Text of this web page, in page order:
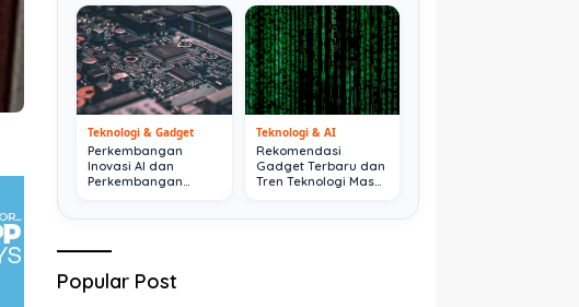
Teknologi & Gadget
Perkembangan
Inovasi AI dan
Perkembangan
Teknologi & AI
Rekomendasi
Gadget Terbaru dan
Tren Teknologi Masa
Popular Post